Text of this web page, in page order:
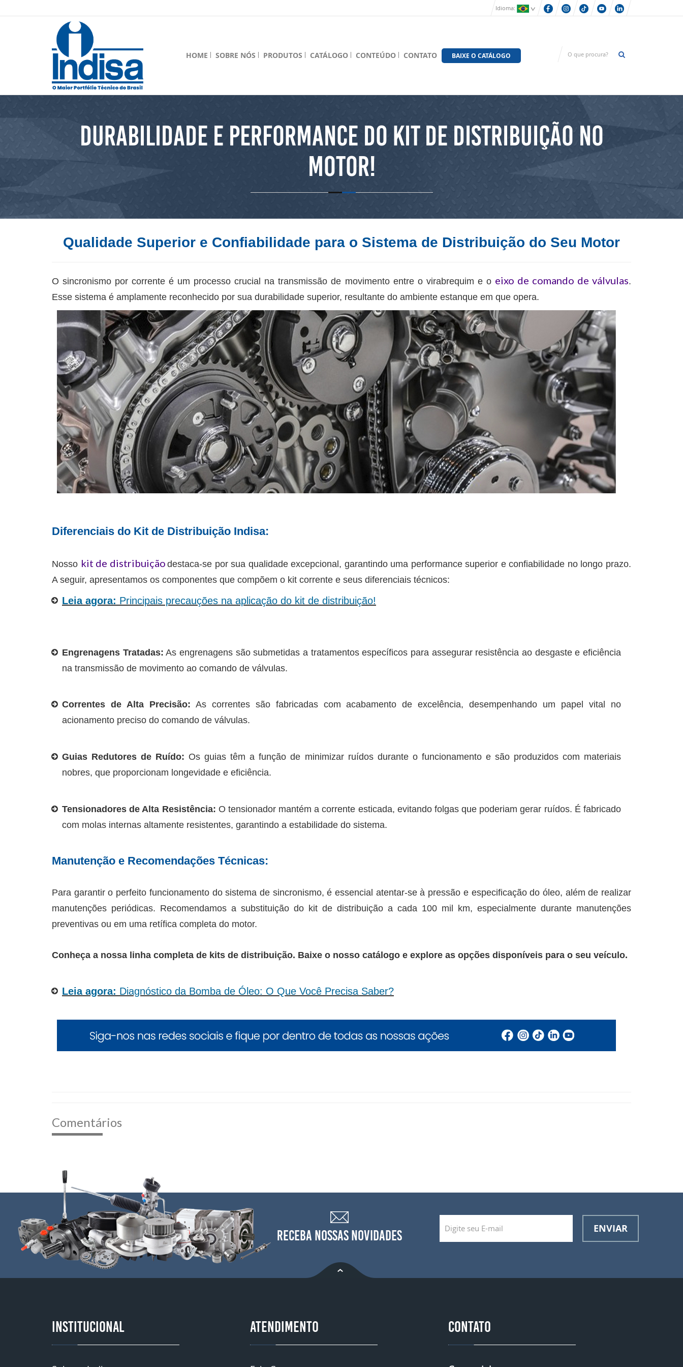
Idioma:
HOME SOBRE NÓS PRODUTOS CATÁLOGO CONTEÚDO CONTATO BAIXE O CATÁLOGO
DURABILIDADE E PERFORMANCE DO KIT DE DISTRIBUIÇÃO NO
MOTOR!
Qualidade Superior e Confiabilidade para o Sistema de Distribuição do Seu Motor
O sincronismo por corrente é um processo crucial na transmissão de movimento entre o virabrequim e o eixo de comando de válvulas.
Esse sistema é amplamente reconhecido por sua durabilidade superior, resultante do ambiente estanque em que opera.
Diferenciais do Kit de Distribuição Indisa:
Nosso kit de distribuição destaca-se por sua qualidade excepcional, garantindo uma performance superior e confiabilidade no longo prazo.
A seguir, apresentamos os componentes que compõem o kit corrente e seus diferenciais técnicos:
Leia agora: Principais precauções na aplicação do kit de distribuição!
Engrenagens Tratadas: As engrenagens são submetidas a tratamentos específicos para assegurar resistência ao desgaste e eficiência
na transmissão de movimento ao comando de válvulas.
Correntes de Alta Precisão: As correntes são fabricadas com acabamento de excelência, desempenhando um papel vital no
acionamento preciso do comando de válvulas.
Guias Redutores de Ruído: Os guias têm a função de minimizar ruídos durante o funcionamento e são produzidos com materiais
nobres, que proporcionam longevidade e eficiência.
Tensionadores de Alta Resistência: O tensionador mantém a corrente esticada, evitando folgas que poderiam gerar ruídos. É fabricado
com molas internas altamente resistentes, garantindo a estabilidade do sistema.
Manutenção e Recomendações Técnicas:
Para garantir o perfeito funcionamento do sistema de sincronismo, é essencial atentar-se à pressão e especificação do óleo, além de realizar
manutenções periódicas. Recomendamos a substituição do kit de distribuição a cada 100 mil km, especialmente durante manutenções
preventivas ou em uma retífica completa do motor.
Conheça a nossa linha completa de kits de distribuição. Baixe o nosso catálogo e explore as opções disponíveis para o seu veículo.
Leia agora: Diagnóstico da Bomba de Óleo: O Que Você Precisa Saber?
Comentários
RECEBA NOSSAS NOVIDADES ENVIAR
INSTITUCIONAL ATENDIMENTO CONTATO